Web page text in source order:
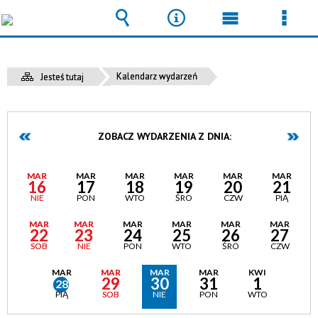
Jesteś tutaj Kalendarz wydarzeń
ZOBACZ WYDARZENIA Z DNIA:
MAR
16
NIE
MAR
17
PON
MAR
18
WTO
MAR
19
ŚRO
MAR
20
CZW
MAR
21
PIĄ
MAR
22
SOB
MAR
23
NIE
MAR
24
PON
MAR
25
WTO
MAR
26
ŚRO
MAR
27
CZW
MAR
28
PIĄ
MAR
29
SOB
MAR
30
NIE
MAR
31
PON
KWI
1
WTO
Wyszukiwarka
Narzędzia
Menu